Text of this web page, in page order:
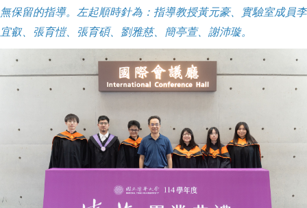
無保留的指導。左起順時針為：指導教授黃元豪、實驗室成員李
宜叡、張育愷、張育碩、劉雅慈、簡亭萱、謝沛璇。